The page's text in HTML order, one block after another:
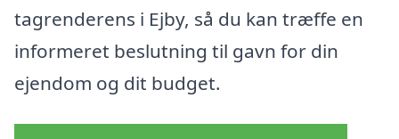
tagrenderens i Ejby, så du kan træffe en
informeret beslutning til gavn for din
ejendom og dit budget.